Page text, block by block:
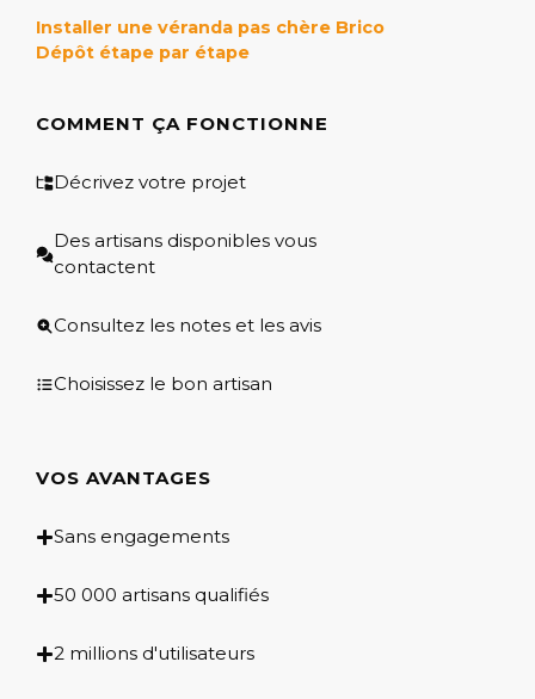
Installer une véranda pas chère Brico
Dépôt étape par étape
COMMENT ÇA FONCTIONNE
Décrivez votre projet
Des artisans disponibles vous
contactent
Consultez les notes et les avis
Choisissez le bon artisan
VOS AVANTAGES
Sans engagements
50 000 artisans qualifiés
2 millions d'utilisateurs